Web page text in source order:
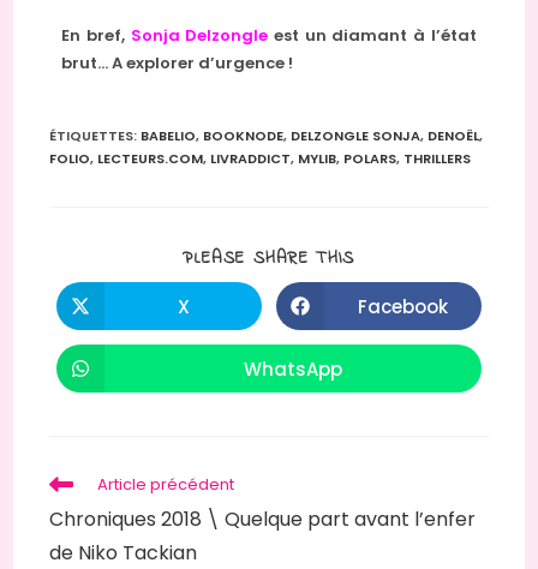
En bref, Sonja Delzongle est un diamant à l’état
brut… A explorer d’urgence !
ÉTIQUETTES: BABELIO, BOOKNODE, DELZONGLE SONJA, DENOËL,
FOLIO, LECTEURS.COM, LIVRADDICT, MYLIB, POLARS, THRILLERS
PLEASE SHARE THIS
X
Facebook
WhatsApp
Article précédent
Chroniques 2018 \ Quelque part avant l’enfer
de Niko Tackian